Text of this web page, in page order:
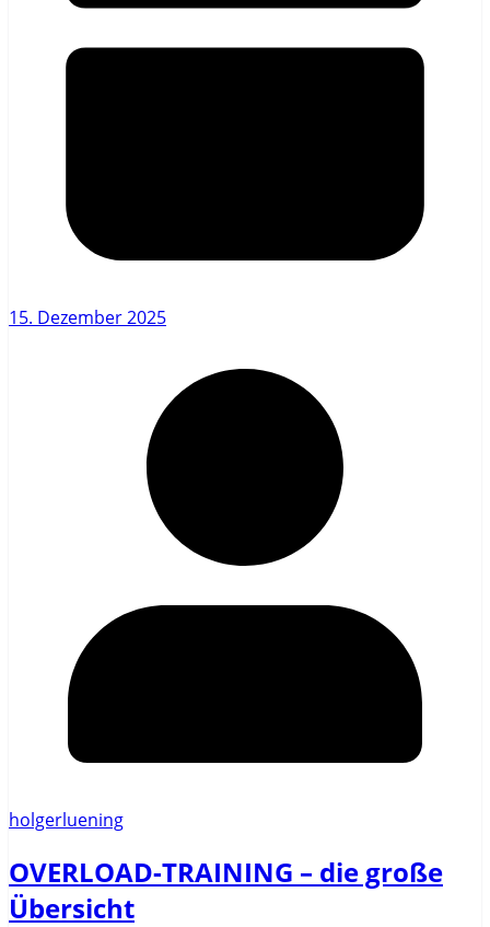
15. Dezember 2025
holgerluening
OVERLOAD-TRAINING – die große
Übersicht